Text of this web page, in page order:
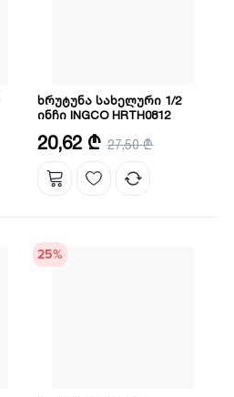
ხრუტუნა სახელური 1/2
ინჩი INGCO HRTH0812
ზომა: 1/2",45T
მასალა: CRV+CrMO
სიგრძე: 260 მმ
20,62 ₾ 27,50 ₾
25%